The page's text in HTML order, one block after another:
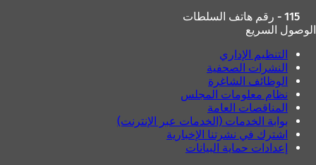
115 - رقم هاتف السلطات
الوصول السريع
التنظيم الإداري
النشرات الصحفية
الوظائف الشاغرة
نظام معلومات المجلس
المناقصات العامة
بوابة الخدمات (الخدمات عبر الإنترنت)
اشترك في نشرتنا الإخبارية
إعدادات حماية البيانات